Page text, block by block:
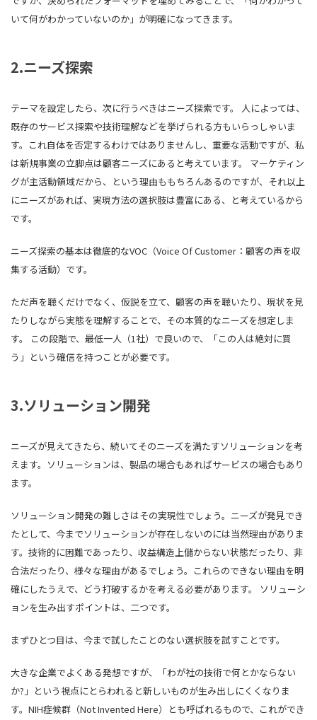
いて何がわかっていないのか」が明確になってきます。
2.ニーズ探索
テーマを設定したら、次に行うべきはニーズ探索です。 人によっては、
既存のサービス探索や技術理解などを挙げられる方もいらっしゃいま
す。これ自体を否定するわけではありませんし、重要な活動ですが、私
は新規事業の立脚点は顧客ニーズにあると考えています。 マーケティン
グが主活動領域だから、という理由ももちろんあるのですが、それ以上
にニーズがあれば、実現方法の選択肢は豊富にある、と考えているから
です。
ニーズ探索の基本は徹底的なVOC（Voice Of Customer：顧客の声を収
集する活動）です。
ただ声を聴くだけでなく、仮説を立て、顧客の声を聴いたり、現状を見
たりしながら実態を理解することで、その本質的なニーズを想定しま
す。 この段階で、最低一人（1社）で良いので、「この人は絶対に買
う」という確信を持つことが必要です。
3.ソリューション開発
ニーズが見えてきたら、続いてそのニーズを満たすソリューションを考
えます。ソリューションは、製品の場合もあればサービスの場合もあり
ます。
ソリューション開発の難しさはその実現性でしょう。ニーズが発見でき
たとして、今までソリューションが存在しないのには当然理由がありま
す。技術的に困難であったり、収益構造上儲からない状態だったり、非
合法だったり、様々な理由があるでしょう。これらのできない理由を明
確にしたうえで、どう打破するかを考える必要があります。 ソリューシ
ョンを生み出すポイントは、二つです。
まずひとつ目は、今まで試したことのない選択肢を試すことです。
大きな企業でよくある発想ですが、「わが社の技術で何とかならない
か?」という視点にとらわれると新しいものが生み出しにくくなりま
す。NIH症候群（Not Invented Here）とも呼ばれるもので、これができ